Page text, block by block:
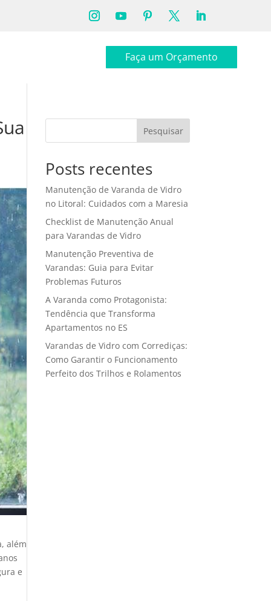
Faça um Orçamento
além
e
Pesquisar
Posts recentes
Manutenção de Varanda de Vidro
no Litoral: Cuidados com a Maresia
Checklist de Manutenção Anual
para Varandas de Vidro
Manutenção Preventiva de
Varandas: Guia para Evitar
Problemas Futuros
A Varanda como Protagonista:
Tendência que Transforma
Apartamentos no ES
Varandas de Vidro com Corrediças:
Como Garantir o Funcionamento
Perfeito dos Trilhos e Rolamentos